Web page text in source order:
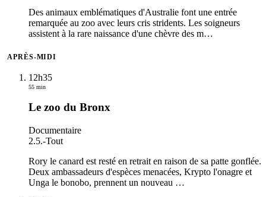
Des animaux emblématiques d'Australie font une entrée
remarquée au zoo avec leurs cris stridents. Les soigneurs
assistent à la rare naissance d'une chèvre des m…
APRÈS-MIDI
12h35
55 min
Le zoo du Bronx
Documentaire
2.5.-Tout
Rory le canard est resté en retrait en raison de sa patte gonflée.
Deux ambassadeurs d'espèces menacées, Krypto l'onagre et
Unga le bonobo, prennent un nouveau …